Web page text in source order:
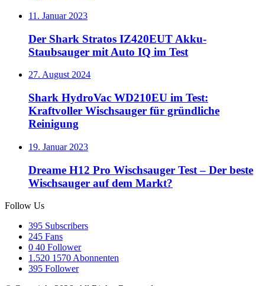
11. Januar 2023
Der Shark Stratos IZ420EUT Akku-
Staubsauger mit Auto IQ im Test
27. August 2024
Shark HydroVac WD210EU im Test:
Kraftvoller Wischsauger für gründliche
Reinigung
19. Januar 2023
Dreame H12 Pro Wischsauger Test – Der beste
Wischsauger auf dem Markt?
Follow Us
395 Subscribers
245 Fans
0 40 Follower
1.520 1570 Abonnenten
395 Follower